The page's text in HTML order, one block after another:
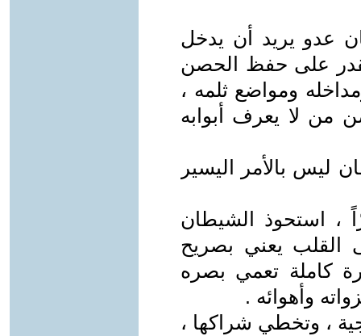
عدو يريد أن يدخل
على حفظ الحصن
ومواضع ثلمه ،
من لا يعرف أبوابه
ليس بالأمر اليسير
، استحوذ الشيطان
القلب يعني بصريح
كاملة تعمي بصره
وأهوائه .
، وتخطي شراكها ،